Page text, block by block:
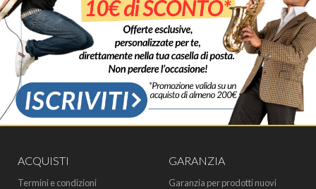
ACQUISTI
Termini e condizioni
GARANZIA
Garanzia per prodotti nuovi